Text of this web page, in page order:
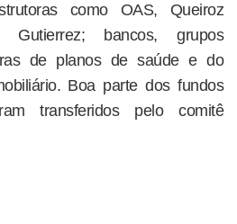
como OAS, Queiroz
bancos, grupos
de planos de saúde e do
Boa parte dos fundos
transferidos pelo comitê